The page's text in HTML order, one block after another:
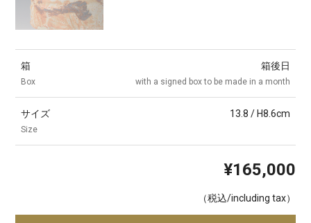
箱
Box
箱後日
with a signed box to be made in a month
サイズ
Size
13.8 / H8.6cm
¥165,000
（税込/including tax）